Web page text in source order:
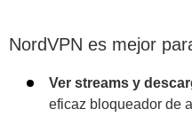
NordVPN es mejor
Ver streams y
eficaz bloqueador de